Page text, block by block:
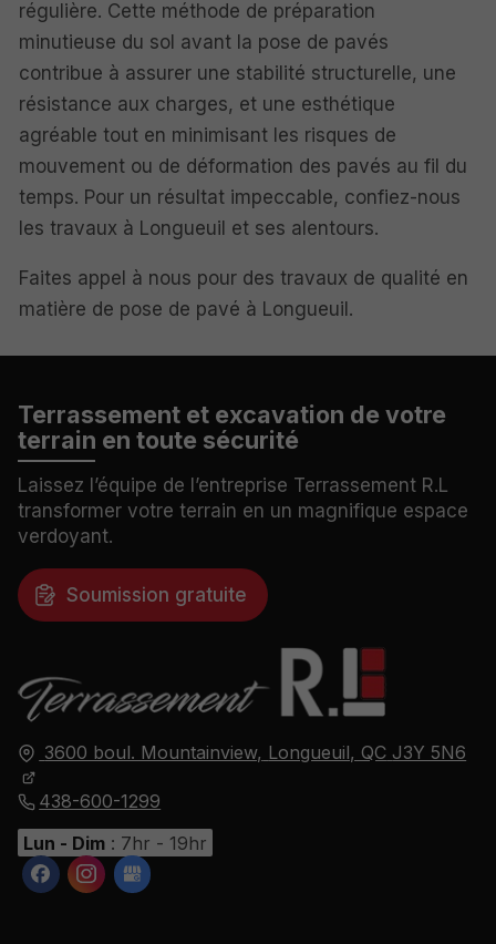
régulière. Cette méthode de préparation
minutieuse du sol avant la pose de pavés
contribue à assurer une stabilité structurelle, une
résistance aux charges, et une esthétique
agréable tout en minimisant les risques de
mouvement ou de déformation des pavés au fil du
temps. Pour un résultat impeccable, confiez-nous
les travaux à Longueuil et ses alentours.
Faites appel à nous pour des travaux de qualité en
matière de pose de pavé à Longueuil.
3600 boul. Mountainview, Longueuil, QC J3Y 5N6
438-600-1299
Lun - Dim : 7hr - 19hr
Terrassement et excavation de votre
terrain en toute sécurité
Laissez l’équipe de l’entreprise Terrassement R.L
transformer votre terrain en un magnifique espace
verdoyant.
Soumission gratuite